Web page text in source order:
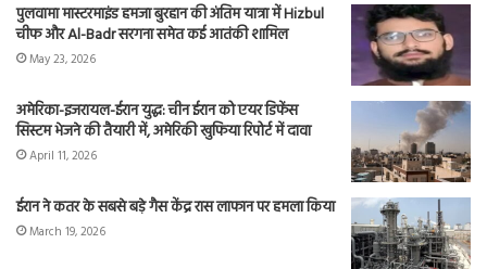
पुलवामा मास्टरमाइंड हमजा बुरहान की अंतिम यात्रा में Hizbul
चीफ और Al-Badr सरगना समेत कई आतंकी शामिल
May 23, 2026
अमेरिका-इजरायल-ईरान युद्ध: चीन ईरान को एयर डिफेंस
सिस्टम भेजने की तैयारी में, अमेरिकी खुफिया रिपोर्ट में दावा
April 11, 2026
ईरान ने कतर के सबसे बड़े गैस केंद्र रास लाफान पर हमला किया
March 19, 2026